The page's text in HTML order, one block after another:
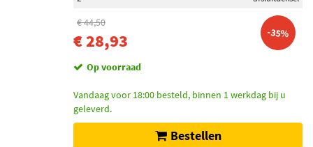
Topran (6)
Niet op voorraad (15)
Op voorraad (11)
€ 44,50
€ 28,93 -35%
Op voorraad
Vandaag voor 18:00 besteld, binnen 1 werkdag bij u
geleverd.
Bestellen